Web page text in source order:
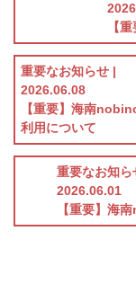
【
重要なお知らせ |
2026.06.08
【重要】海南
利用について
重要なお知ら
2026.06.01
【重要】海